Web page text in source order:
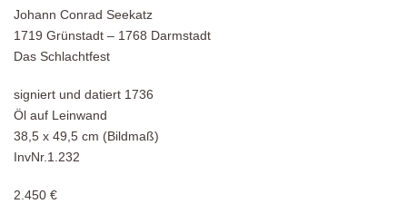
Johann Conrad Seekatz
1719 Grünstadt – 1768 Darmstadt
Das Schlachtfest
signiert und datiert 1736
Öl auf Leinwand
38,5 x 49,5 cm (Bildmaß)
InvNr.1.232
2.450 €